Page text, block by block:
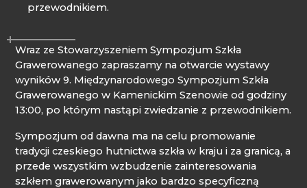
przewodnikiem.
Wraz ze Stowarzyszeniem Sympozjum Szkła
Grawerowanego zapraszamy na otwarcie wystawy
wyników 9. Międzynarodowego Sympozjum Szkła
Grawerowanego w Kamenickim Szenowie od godziny
13:00, po którym nastąpi zwiedzanie z przewodnikiem.
Sympozjum od dawna ma na celu promowanie
tradycji czeskiego hutnictwa szkła w kraju i za granicą, a
przede wszystkim wzbudzenie zainteresowania
szkłem grawerowanym jako bardzo specyficzną